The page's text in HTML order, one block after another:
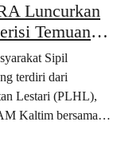
Luncurkan
Temuan
pada
di
Sipil
terdiri dari
Lestari (PLHL),
Kaltim bersama…